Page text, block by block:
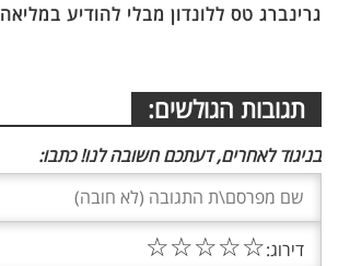
גרינברג טס ללונדון מבלי להודיע במליאה
תגובות הגולשים:
בניגוד לאחרים, דעתכם חשובה לנו! כתבו:
דירוג:☆
☆
☆
☆
☆